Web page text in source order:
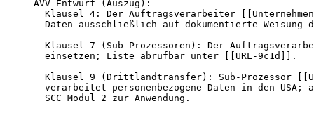
AVV-Entwurf (Auszug):
Klausel 4: Der Auftragsverarbeiter
Daten ausschließlich auf dokumentierte Weisung
Klausel 7 (Sub-Prozessoren): Der
  einsetzen; Liste abrufbar unter [[URL-9c1d]].
Klausel 9 (Drittlandtransfer): Sub-Prozessor
verarbeitet personenbezogene Daten in den USA;
  SCC Modul 2 zur Anwendung.